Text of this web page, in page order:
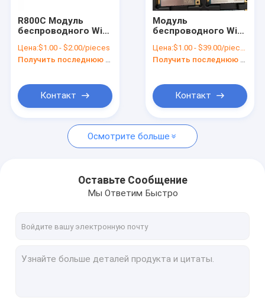
Свяжитесь с нами
Новости
Запросите цитату
модуль 4G LTE
R800C Модуль
беспроводного Wi-
Модуль GPRS
Двухполосный
Цена:$1.00 - $2.00/pieces
Контакт
Модуль
беспроводного Wi-
EDGE Quad Band LTE-
FDD LTE-TDD
Цена:$1.00 - $39.00/pieces
Контакт
Осмотрите больше
Оставьте Сообщение
Мы Ответим Быстро